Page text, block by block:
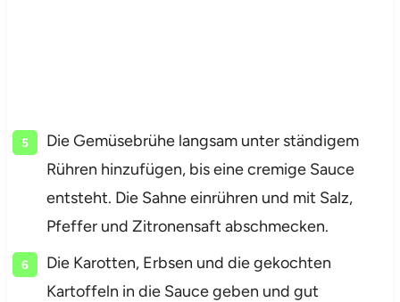
Die Gemüsebrühe langsam unter ständigem
Rühren hinzufügen, bis eine cremige Sauce
entsteht. Die Sahne einrühren und mit Salz,
Pfeffer und Zitronensaft abschmecken.
Die Karotten, Erbsen und die gekochten
Kartoffeln in die Sauce geben und gut